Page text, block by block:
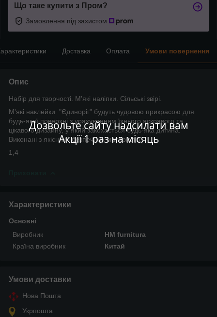
Дозвольте сайту надсилати вам
Акції 1 раз на місяць
Що таке купити з Пром?
Замовлення під захистом
Доставка Оплата Умови повернення
Опис
Набір для творчості. М'які наліпки. Сільські звірі.
М'які наклейки "Єдиноріг" будуть чудовою прикрасою для
будь-якої поверхні з урахуванням їхнього яскравого та
цікавого дизайну, у який закохається будь-яка дитина.
Виконані з якісних і безпечних матеріалів.
1,4
Характеристики
Основні
Виробник
HM furnitura
Країна виробник
Китай
Умови доставки
Нова Пошта
Укрпошта